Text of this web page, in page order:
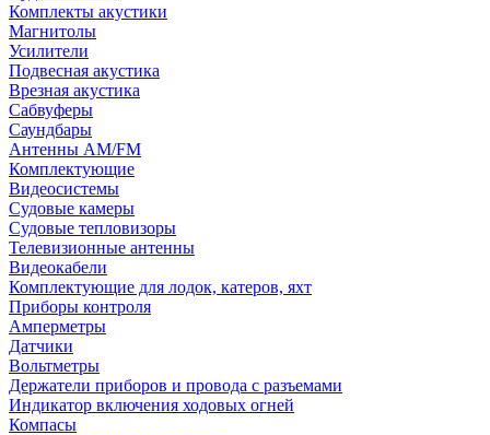
Комплекты акустики
Магнитолы
Усилители
Подвесная акустика
Врезная акустика
Сабвуферы
Саундбары
Антенны AM/FM
Комплектующие
Видеосистемы
Судовые камеры
Cудовые тепловизоры
Телевизионные антенны
Видеокабели
Комплектующие для лодок, катеров, яхт
Приборы контроля
Амперметры
Датчики
Вольтметры
Держатели приборов и провода с разъемами
Индикатор включения ходовых огней
Компасы